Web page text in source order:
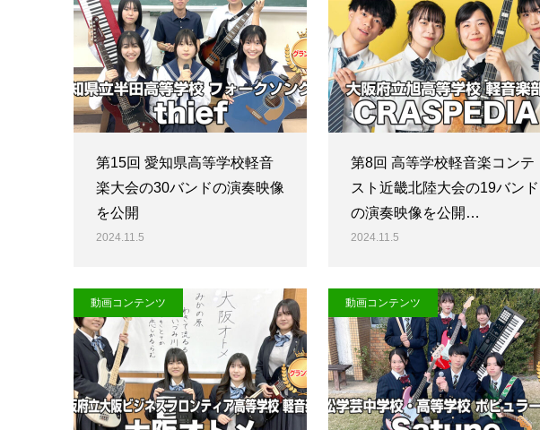
第15回 愛知県高等学校軽音
楽大会の30バンドの演奏映像
を公開
2024.11.5
第8回 高等学校軽音楽コンテ
スト近畿北陸大会の19バンド
の演奏映像を公開…
2024.11.5
動画コンテンツ 動画コンテンツ